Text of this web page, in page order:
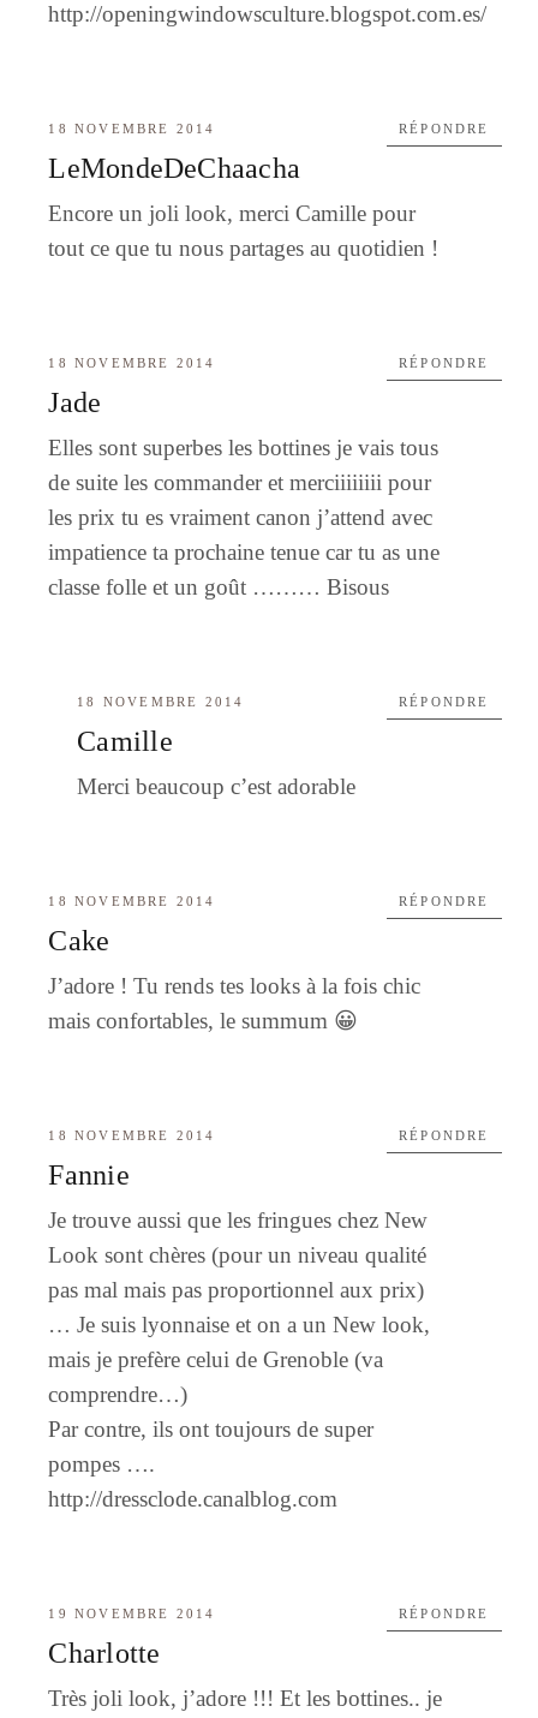
http://openingwindowsculture.blogspot.com.es/
18 NOVEMBRE 2014
LeMondeDeChaacha
Encore un joli look, merci Camille pour
tout ce que tu nous partages au quotidien !
RÉPONDRE
18 NOVEMBRE 2014
Jade
Elles sont superbes les bottines je vais tous
de suite les commander et merciiiiiiii pour
les prix tu es vraiment canon j’attend avec
impatience ta prochaine tenue car tu as une
classe folle et un goût ……… Bisous
RÉPONDRE
18 NOVEMBRE 2014
Camille
Merci beaucoup c’est adorable
RÉPONDRE
18 NOVEMBRE 2014
Cake
J’adore ! Tu rends tes looks à la fois chic
mais confortables, le summum 😀
RÉPONDRE
18 NOVEMBRE 2014
Fannie
Je trouve aussi que les fringues chez New
Look sont chères (pour un niveau qualité
pas mal mais pas proportionnel aux prix)
… Je suis lyonnaise et on a un New look,
mais je prefère celui de Grenoble (va
comprendre…)
Par contre, ils ont toujours de super
pompes ….
http://dressclode.canalblog.com
RÉPONDRE
19 NOVEMBRE 2014
Charlotte
Très joli look, j’adore !!! Et les bottines.. je
RÉPONDRE